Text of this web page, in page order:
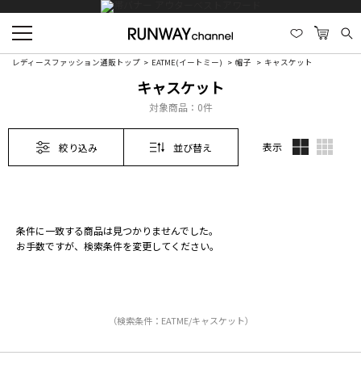
レディースファッション通販トップ EATME(イートミー) 帽子 キャスケット
キャスケット
対象商品： 0件
絞り込み 並び替え 表示
条件に一致する商品は見つかりませんでした。
お手数ですが、検索条件を変更してください。
（検索条件：EATME/キャスケット）